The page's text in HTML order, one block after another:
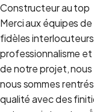
Constructeur au top
Merci aux équipes
fidèles
professionnalisme et
de notre projet,
nous sommes
qualité avec des